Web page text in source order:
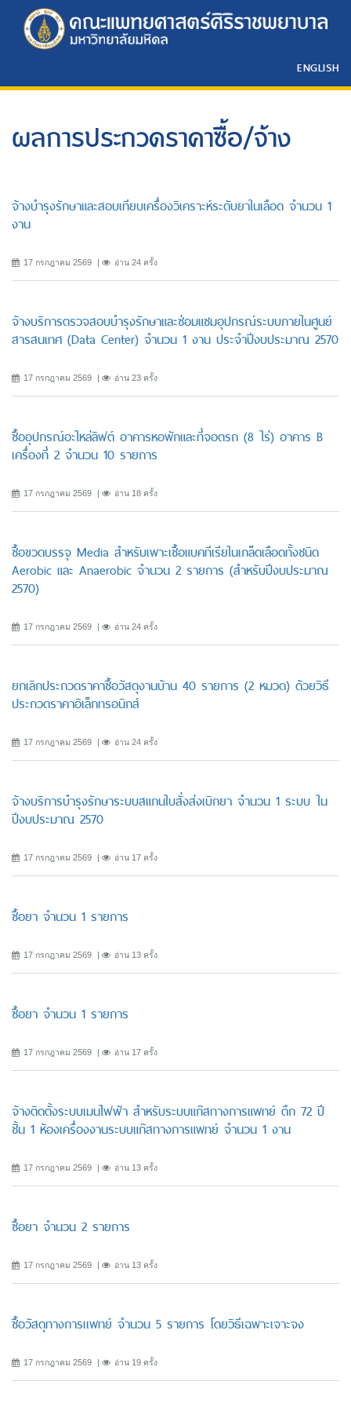
ENGLISH
ผลการประกวดราคาซื้อ/จ้าง
จ้างบำรุงรักษาและสอบเทียบเครื่องวิเคราะห์ระดับยาในเลือด จำนวน 1
งาน
17 กรกฎาคม 2569 อ่าน 24 ครั้ง
จ้างบริการตรวจสอบบำรุงรักษาและซ่อมแซมอุปกรณ์ระบบภายในศูนย์
สารสนเทศ (Data Center) จำนวน 1 งาน ประจำปีงบประมาณ 2570
17 กรกฎาคม 2569 อ่าน 23 ครั้ง
ซื้ออุปกรณ์อะไหล่ลิฟต์ อาคารหอพักและที่จอดรถ (8 ไร่) อาคาร B
เครื่องที่ 2 จำนวน 10 รายการ
17 กรกฎาคม 2569 อ่าน 18 ครั้ง
ซื้อขวดบรรจุ Media สำหรับเพาะเชื้อแบคทีเรียในเกล็ดเลือดทั้งชนิด
Aerobic และ Anaerobic จำนวน 2 รายการ (สำหรับปีงบประมาณ
2570)
17 กรกฎาคม 2569 อ่าน 24 ครั้ง
ยกเลิกประกวดราคาซื้อวัสดุงานบ้าน 40 รายการ (2 หมวด) ด้วยวิธี
ประกวดราคาอิเล็กทรอนิกส์
17 กรกฎาคม 2569 อ่าน 24 ครั้ง
จ้างบริการบำรุงรักษาระบบสแกนใบสั่งส่งเบิกยา จำนวน 1 ระบบ ใน
ปีงบประมาณ 2570
17 กรกฎาคม 2569 อ่าน 17 ครั้ง
ซื้อยา จำนวน 1 รายการ
17 กรกฎาคม 2569 อ่าน 13 ครั้ง
ซื้อยา จำนวน 1 รายการ
17 กรกฎาคม 2569 อ่าน 17 ครั้ง
จ้างติดตั้งระบบเมนไฟฟ้า สำหรับระบบแก๊สทางการแพทย์ ตึก 72 ปี
ชั้น 1 ห้องเครื่องงานระบบแก๊สทางการแพทย์ จำนวน 1 งาน
17 กรกฎาคม 2569 อ่าน 13 ครั้ง
ซื้อยา จำนวน 2 รายการ
17 กรกฎาคม 2569 อ่าน 13 ครั้ง
ซื้อวัสดุทางการเเพทย์ จำนวน 5 รายการ โดยวิธีเฉพาะเจาะจง
17 กรกฎาคม 2569 อ่าน 19 ครั้ง